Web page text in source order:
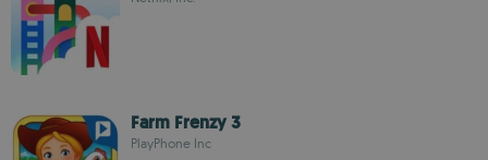
Farm Frenzy 3
PlayPhone Inc